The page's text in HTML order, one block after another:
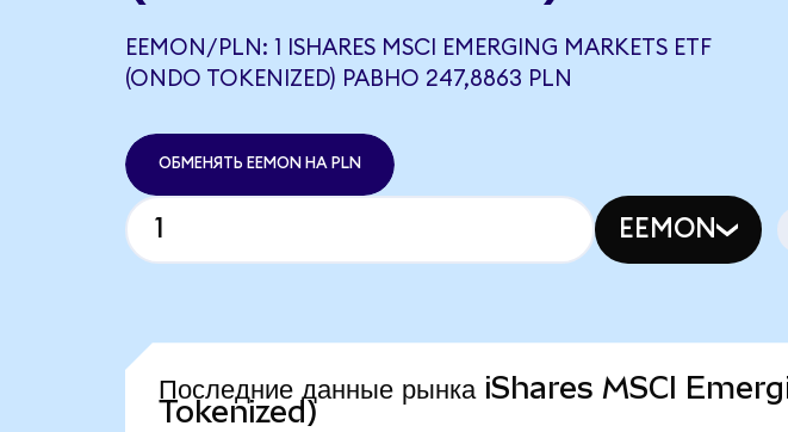
EEMON/PLN: 1 ISHARES MSCI EMERGING MARKETS ETF
(ONDO TOKENIZED) РАВНО 247,8863 PLN
ОБМЕНЯТЬ EEMON НА PLN
EEMON
Последние данные рынка iShares MSCI
Tokenized)